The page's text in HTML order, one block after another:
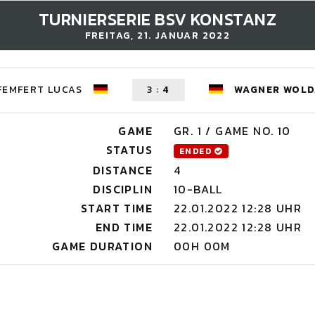
TURNIERSERIE BSV KONSTANZ
FREITAG, 21. JANUAR 2022
LUCAS 3 : 4 WAGNER
GAME
GR. 1 / GAME NO. 10
STATUS
ENDED
DISTANCE
4
DISCIPLIN
10-BALL
START TIME
22.01.2022 12:28 UHR
END TIME
22.01.2022 12:28 UHR
GAME DURATION
00H 00M